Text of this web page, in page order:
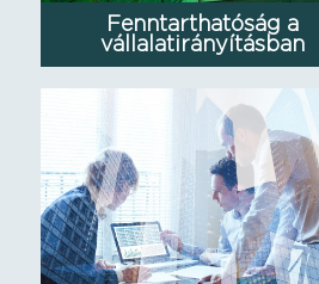
Fenntarthatóság a
vállalatirányításban